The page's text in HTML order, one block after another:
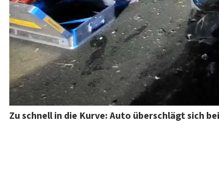
Zu schnell in die Kurve: Auto überschlägt sich